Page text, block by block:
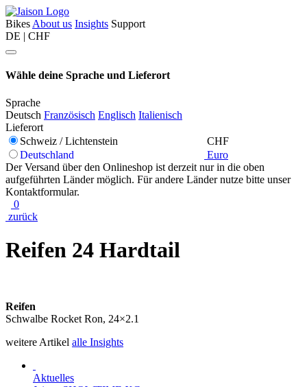
Bikes About us Insights Support
DE | CHF
Wähle deine Sprache und Lieferort
Sprache
Deutsch Französisch Englisch Italienisch
Lieferort
Schweiz / Lichtenstein
CHF
Deutschland
Euro
Der Versand über den Onlineshop ist derzeit nur in die oben
aufgeführten Länder möglich. Für andere Länder nutze bitte unser
Kontaktformular.
0
zurück
Reifen 24 Hardtail
Reifen
Schwalbe Rocket Ron, 24×2.1
weitere Artikel alle Insights
Aktuelles